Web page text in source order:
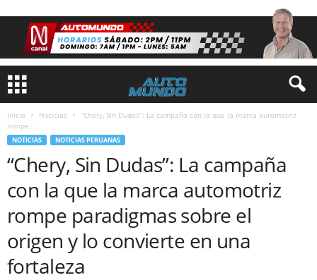
Inicio Noticias
“Chery, Sin Dudas”: La campaña con la que la marca automotriz
rompe...
NOTICIAS NOTICIAS PERUANAS
“Chery, Sin Dudas”: La campaña
con la que la marca automotriz
rompe paradigmas sobre el
origen y lo convierte en una
fortaleza